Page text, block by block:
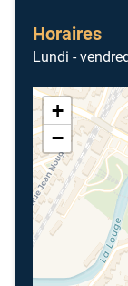
Horaires
Lundi -
+
−